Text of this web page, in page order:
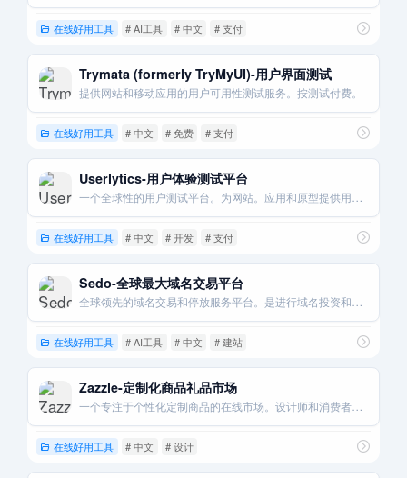
在线好用工具 # AI工具 # 中文 # 支付
Trymata (formerly TryMyUI)-用户界面测试
提供网站和移动应用的用户可用性测试服务。按测试付费。
在线好用工具 # 中文 # 免费 # 支付
Userlytics-用户体验测试平台
一个全球性的用户测试平台。为网站。应用和原型提供用户反馈服务。
在线好用工具 # 中文 # 开发 # 支付
Sedo-全球最大域名交易平台
全球领先的域名交易和停放服务平台。是进行域名投资和买卖的主要场所。
在线好用工具 # AI工具 # 中文 # 建站
Zazzle-定制化商品礼品市场
一个专注于个性化定制商品的在线市场。设计师和消费者都可以在产品上进行创作。
在线好用工具 # 中文 # 设计